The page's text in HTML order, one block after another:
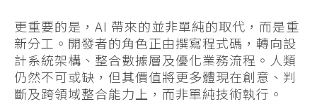
更重要的是，AI 帶來的並非單純的取代，而是重
新分工。開發者的角色正由撰寫程式碼，轉向設
計系統架構、整合數據層及優化業務流程。人類
仍然不可或缺，但其價值將更多體現在創意、判
斷及跨領域整合能力上，而非單純技術執行。